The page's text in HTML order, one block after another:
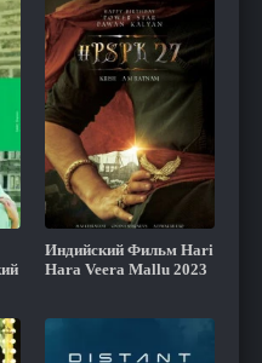
Индийский Фильм Hari
Hara Veera Mallu 2023